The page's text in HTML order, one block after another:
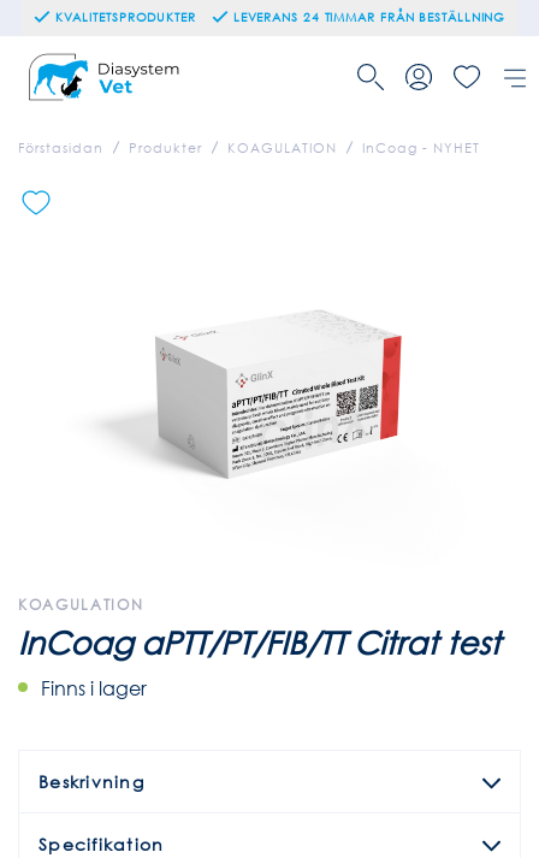
KVALITETSPRODUKTER LEVERANS 24 TIMMAR FRÅN BESTÄLLNING
Förstasidan Produkter KOAGULATION InCoag - NYHET
KOAGULATION
InCoag aPTT/PT/FIB/TT Citrat test
Finns i lager
Beskrivning
Specifikation